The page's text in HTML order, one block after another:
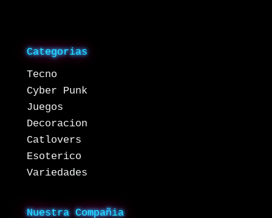
Categorias
Tecno
Cyber Punk
Juegos
Decoracion
Catlovers
Esoterico
Variedades
Nuestra Compañia